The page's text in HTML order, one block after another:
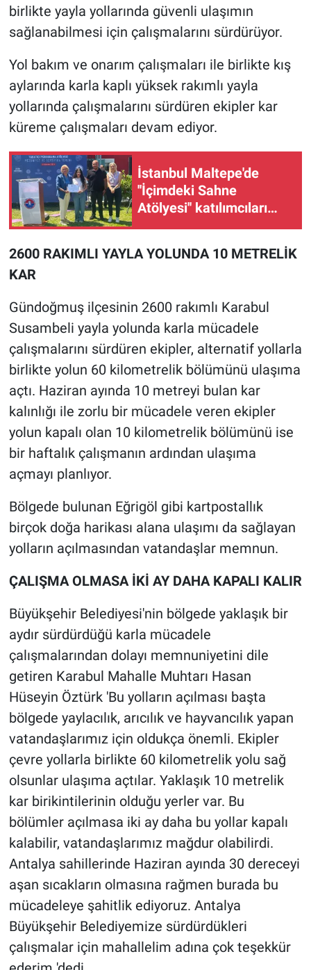
birlikte yayla yollarında güvenli ulaşımın
sağlanabilmesi için çalışmalarını sürdürüyor.
Yol bakım ve onarım çalışmaları ile birlikte kış
aylarında karla kaplı yüksek rakımlı yayla
yollarında çalışmalarını sürdüren ekipler kar
küreme çalışmaları devam ediyor.
İstanbul Maltepe'de
''İçimdeki Sahne
Atölyesi'' katılımcıları
2600 RAKIMLI YAYLA YOLUNDA 10 METRELİK
KAR
Gündoğmuş ilçesinin 2600 rakımlı Karabul
Susambeli yayla yolunda karla mücadele
çalışmalarını sürdüren ekipler, alternatif yollarla
birlikte yolun 60 kilometrelik bölümünü ulaşıma
açtı. Haziran ayında 10 metreyi bulan kar
kalınlığı ile zorlu bir mücadele veren ekipler
yolun kapalı olan 10 kilometrelik bölümünü ise
bir haftalık çalışmanın ardından ulaşıma
açmayı planlıyor.
Bölgede bulunan Eğrigöl gibi kartpostallık
birçok doğa harikası alana ulaşımı da sağlayan
yolların açılmasından vatandaşlar memnun.
ÇALIŞMA OLMASA İKİ AY DAHA KAPALI KALIR
Büyükşehir Belediyesi'nin bölgede yaklaşık bir
aydır sürdürdüğü karla mücadele
çalışmalarından dolayı memnuniyetini dile
getiren Karabul Mahalle Muhtarı Hasan
Hüseyin Öztürk 'Bu yolların açılması başta
bölgede yaylacılık, arıcılık ve hayvancılık yapan
vatandaşlarımız için oldukça önemli. Ekipler
çevre yollarla birlikte 60 kilometrelik yolu sağ
olsunlar ulaşıma açtılar. Yaklaşık 10 metrelik
kar birikintilerinin olduğu yerler var. Bu
bölümler açılmasa iki ay daha bu yollar kapalı
kalabilir, vatandaşlarımız mağdur olabilirdi.
Antalya sahillerinde Haziran ayında 30 dereceyi
aşan sıcakların olmasına rağmen burada bu
mücadeleye şahitlik ediyoruz. Antalya
Büyükşehir Belediyemize sürdürdükleri
çalışmalar için mahallelim adına çok teşekkür